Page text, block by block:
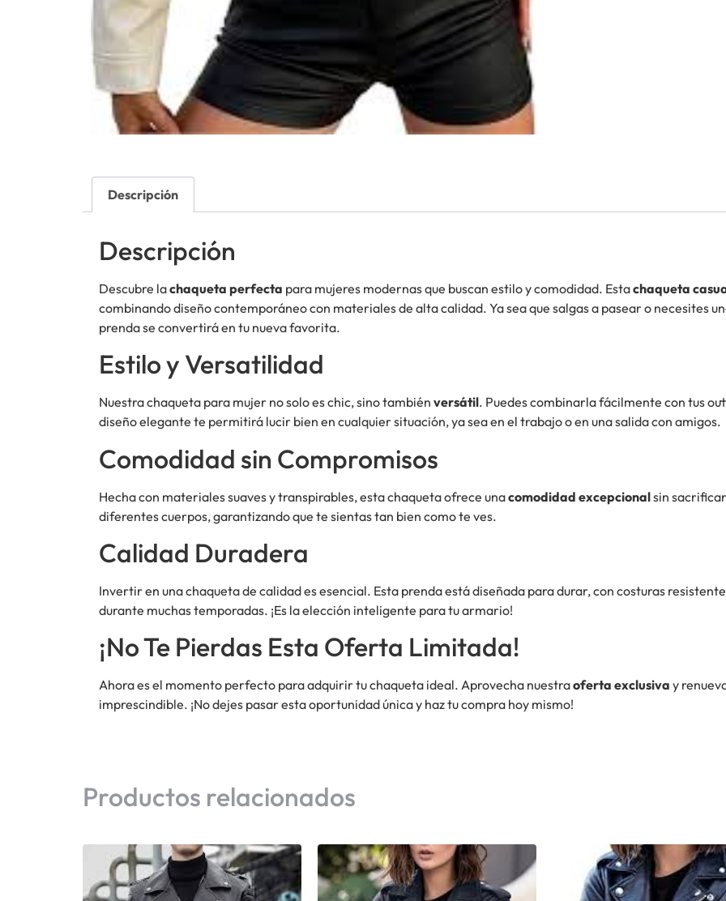
Descripción
Descripción
Descubre lachaqueta perfecta para mujeres modernas que buscan estilo y comodidad. Estachaqueta
combinando diseño contemporáneo con materiales de alta calidad. Ya sea que salgas a pasear o necesites
prenda se convertirá en tu nueva favorita.
Estilo y Versatilidad
Nuestra chaqueta para mujer no solo es chic, sino también versátil. Puedes combinarla fácilmente con tus
diseño elegante te permitirá lucir bien en cualquier situación, ya sea en el trabajo o en una salida con amigos.
Comodidad sin Compromisos
Hecha con materiales suaves y transpirables, esta chaqueta ofrece unacomodidad excepcionalsin
diferentes cuerpos, garantizando que te sientas tan bien como te ves.
Calidad Duradera
Invertir en una chaqueta de calidad es esencial. Esta prenda está diseñada para durar, con costuras
durante muchas temporadas. ¡Es la elección inteligente para tu armario!
¡No Te Pierdas Esta Oferta Limitada!
Ahora es el momento perfecto para adquirir tu chaqueta ideal. Aprovecha nuestraoferta exclusiva y
imprescindible. ¡No dejes pasar esta oportunidad única y haz tu compra hoy mismo!
Productos relacionados